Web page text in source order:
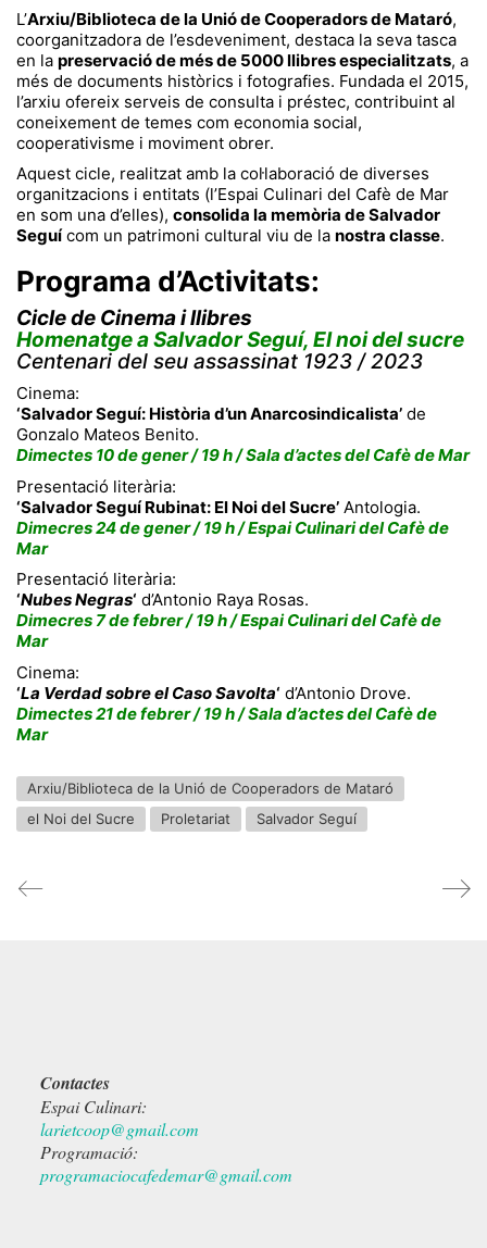
L’Arxiu/Biblioteca de la Unió de Cooperadors de Mataró,
coorganitzadora de l’esdeveniment, destaca la seva tasca
en la preservació de més de 5000 llibres especialitzats, a
més de documents històrics i fotografies. Fundada el 2015,
l’arxiu ofereix serveis de consulta i préstec, contribuint al
coneixement de temes com economia social,
cooperativisme i moviment obrer.
Aquest cicle, realitzat amb la col·laboració de diverses
organitzacions i entitats (l’Espai Culinari del Cafè de Mar
en som una d’elles), consolida la memòria de Salvador
Seguícom un patrimoni cultural viu de la nostra classe.
Programa d’Activitats:
Cicle de Cinema i llibres
Homenatge a Salvador Seguí, El noi del sucre
Centenari del seu assassinat 1923 / 2023
Cinema:
‘Salvador Seguí: Història d’un Anarcosindicalista’ de
Gonzalo Mateos Benito.
Dimectes 10 de gener / 19 h / Sala d’actes del Cafè de Mar
Presentació literària:
‘Salvador Seguí Rubinat: El Noi del Sucre’ Antologia.
Dimecres 24 de gener / 19 h / Espai Culinari del Cafè de
Mar
Presentació literària:
‘Nubes Negras‘ d’Antonio Raya Rosas.
Dimecres 7 de febrer / 19 h / Espai Culinari del Cafè de
Mar
Cinema:
‘La Verdad sobre el Caso Savolta‘ d’Antonio Drove.
Dimectes 21 de febrer / 19 h / Sala d’actes del Cafè de
Mar
Arxiu/Biblioteca de la Unió de Cooperadors de Mataró
el Noi del Sucre
Proletariat Salvador Seguí
Contactes
Espai Culinari:
larietcoop@gmail.com
Programació:
programaciocafedemar@gmail.com